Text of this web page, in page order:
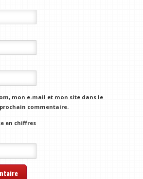
mon e-mail et mon site dans le
commentaire.
en chiffres